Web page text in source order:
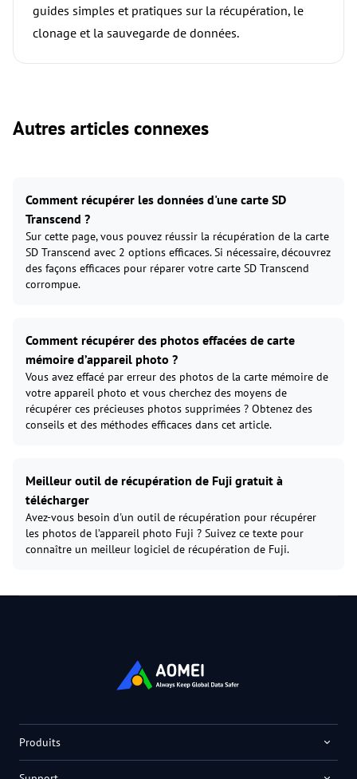
guides simples et pratiques sur la récupération, le
clonage et la sauvegarde de données.
Autres articles connexes
Comment récupérer les données d'une carte SD
Transcend ?
Sur cette page, vous pouvez réussir la récupération de la carte
SD Transcend avec 2 options efficaces. Si nécessaire, découvrez
des façons efficaces pour réparer votre carte SD Transcend
corrompue.
Comment récupérer des photos effacées de carte
mémoire d’appareil photo ?
Vous avez effacé par erreur des photos de la carte mémoire de
votre appareil photo et vous cherchez des moyens de
récupérer ces précieuses photos supprimées ? Obtenez des
conseils et des méthodes efficaces dans cet article.
Meilleur outil de récupération de Fuji gratuit à
télécharger
Avez-vous besoin d'un outil de récupération pour récupérer
les photos de l’appareil photo Fuji ? Suivez ce texte pour
connaître un meilleur logiciel de récupération de Fuji.
Produits